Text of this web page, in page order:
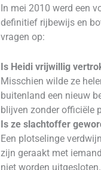
In mei 2010 werd een
definitief rijbewijs en
vragen op:
Is Heidi vrijwillig
Misschien wilde ze
buitenland een nieuw
blijven zonder officiële
Is ze slachtoffer
Een plotselinge
zijn geraakt met
niet worden uitgesloten.